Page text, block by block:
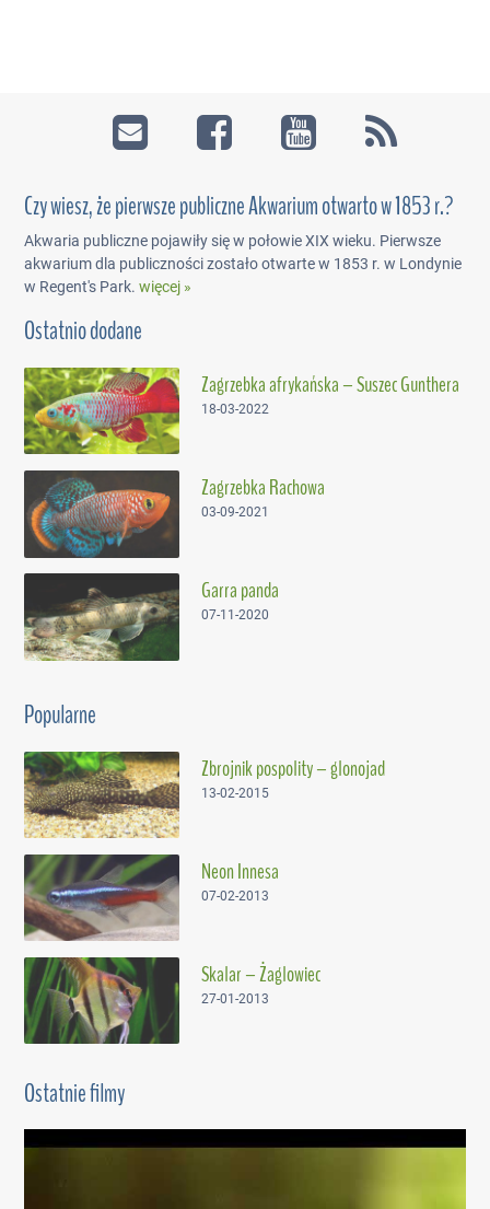
Czy wiesz, że pierwsze publiczne Akwarium otwarto w 1853 r.?
Akwaria publiczne pojawiły się w połowie XIX wieku. Pierwsze
akwarium dla publiczności zostało otwarte w 1853 r. w Londynie
w Regent's Park.więcej »
Ostatnio dodane
Zagrzebka afrykańska – Suszec Gunthera
18-03-2022
Zagrzebka Rachowa
03-09-2021
Garra panda
07-11-2020
Popularne
Zbrojnik pospolity – glonojad
13-02-2015
Neon Innesa
07-02-2013
Skalar – Żaglowiec
27-01-2013
Ostatnie filmy